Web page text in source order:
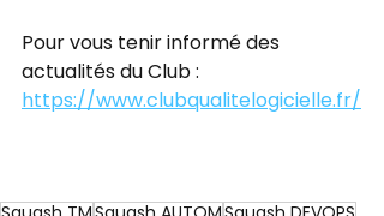
Pour vous tenir informé des
actualités du Club :
https://www.clubqualitelogicielle.fr/